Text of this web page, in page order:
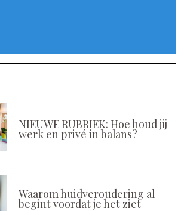
NIEUWE RUBRIEK: Hoe houd jij
werk en privé in balans?
Waarom huidveroudering al
begint voordat je het ziet